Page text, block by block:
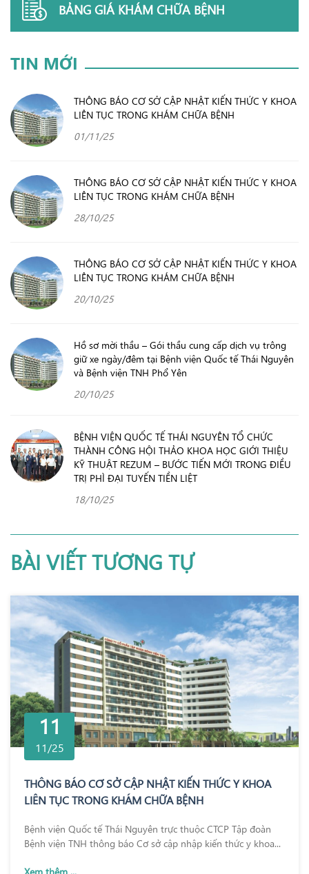
BẢNG GIÁ KHÁM CHỮA BỆNH
TIN MỚI
THÔNG BÁO CƠ SỞ CẬP NHẬT KIẾN THỨC Y KHOA
LIÊN TỤC TRONG KHÁM CHỮA BỆNH
01/11/25
THÔNG BÁO CƠ SỞ CẬP NHẬT KIẾN THỨC Y KHOA
LIÊN TỤC TRONG KHÁM CHỮA BỆNH
28/10/25
THÔNG BÁO CƠ SỞ CẬP NHẬT KIẾN THỨC Y KHOA
LIÊN TỤC TRONG KHÁM CHỮA BỆNH
20/10/25
Hồ sơ mời thầu – Gói thầu cung cấp dịch vụ trông
giữ xe ngày/đêm tại Bệnh viện Quốc tế Thái Nguyên
và Bệnh viện TNH Phổ Yên
20/10/25
BỆNH VIỆN QUỐC TẾ THÁI NGUYÊN TỔ CHỨC
THÀNH CÔNG HỘI THẢO KHOA HỌC GIỚI THIỆU
KỸ THUẬT REZUM – BƯỚC TIẾN MỚI TRONG ĐIỀU
TRỊ PHÌ ĐẠI TUYẾN TIỀN LIỆT
18/10/25
BÀI VIẾT TƯƠNG TỰ
11
11/25
THÔNG BÁO CƠ SỞ CẬP NHẬT KIẾN THỨC Y KHOA
LIÊN TỤC TRONG KHÁM CHỮA BỆNH
Bệnh viện Quốc tế Thái Nguyên trực thuộc CTCP Tập đoàn
Bệnh viện TNH thông báo Cơ sở cập nhập kiến thức y khoa...